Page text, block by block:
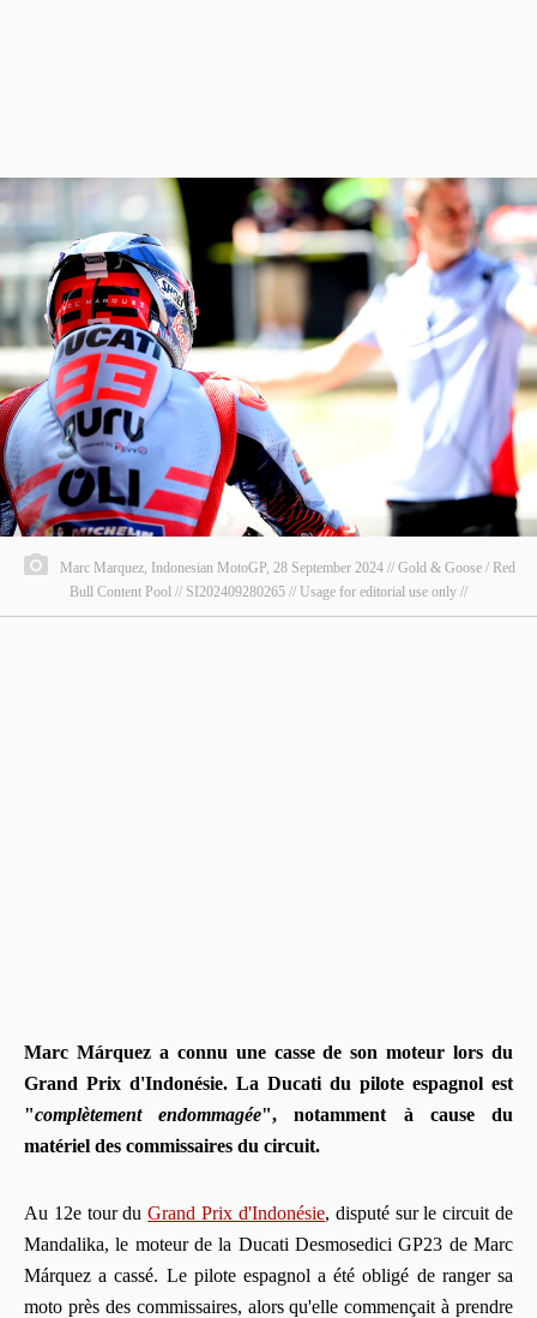
Marc Marquez, Indonesian MotoGP, 28 September 2024 // Gold & Goose / Red
Bull Content Pool // SI202409280265 // Usage for editorial use only //
Marc Márquez a connu une casse de son moteur lors du
Grand Prix d'Indonésie. La Ducati du pilote espagnol est
"complètement endommagée", notamment à cause du
matériel des commissaires du circuit.
Au 12e tour duGrand Prix d'Indonésie, disputé sur le circuit de
Mandalika, le moteur de la Ducati Desmosedici GP23 de Marc
Márquez a cassé. Le pilote espagnol a été obligé de ranger sa
moto près des commissaires, alors qu'elle commençait à prendre